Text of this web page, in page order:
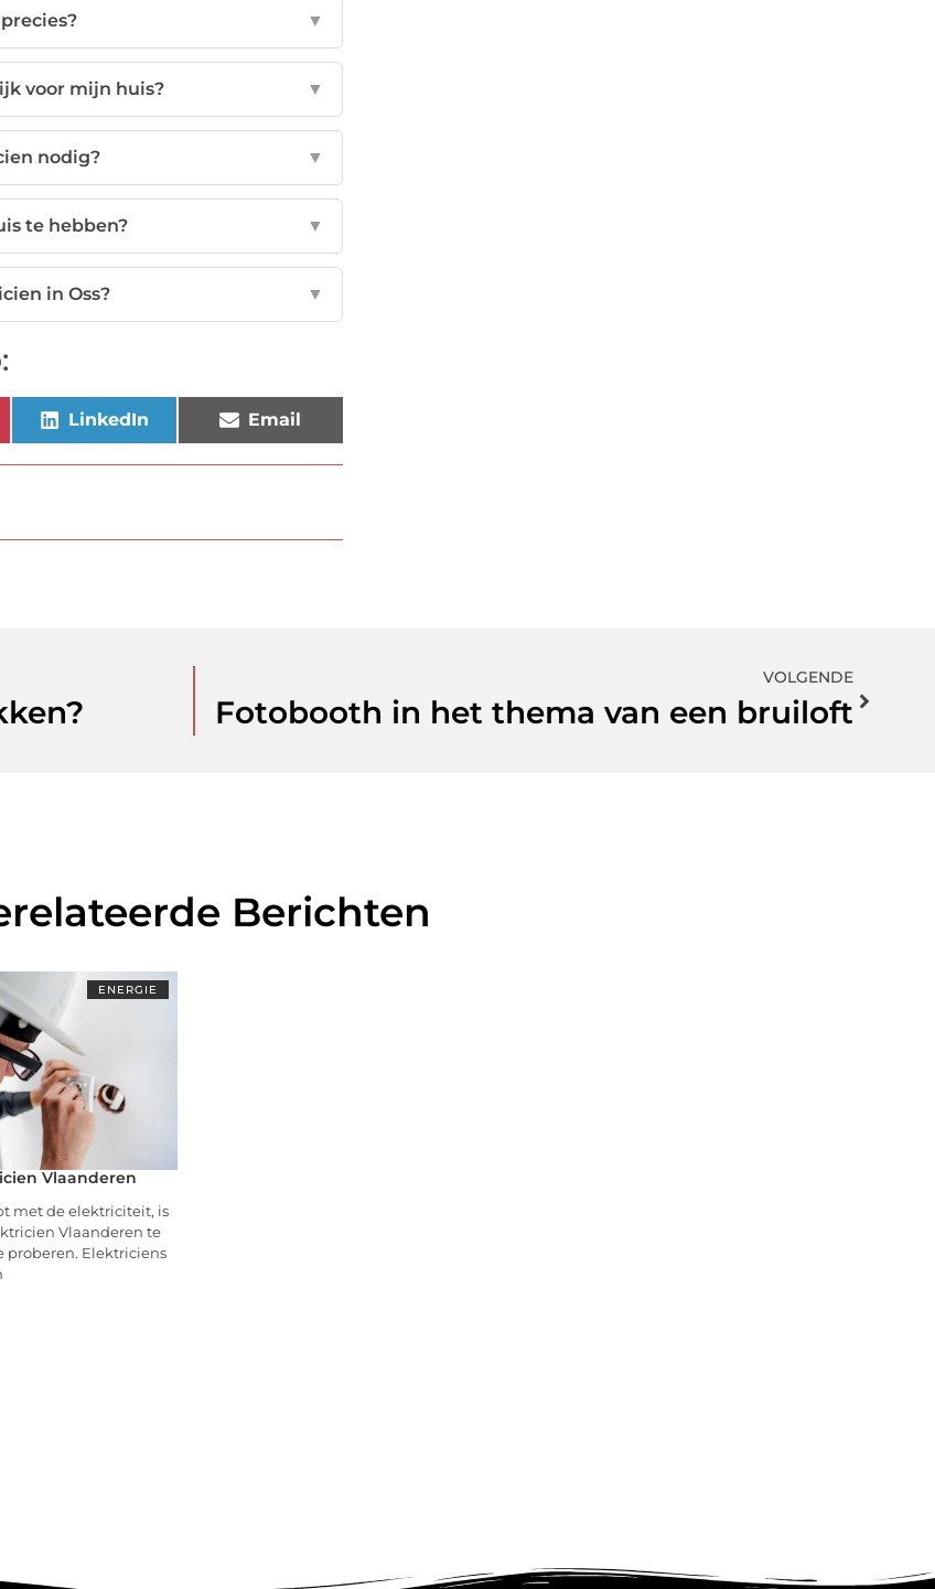
▼
voor mijn huis? ▼
nodig? ▼
te hebben? ▼
in Oss? ▼
LinkedIn Email
VOLGENDE
Fotobooth in het thema van een bruiloft
Berichten
ENERGIE
Vlaanderen
met de elektriciteit, is
Vlaanderen te
proberen. Elektriciens